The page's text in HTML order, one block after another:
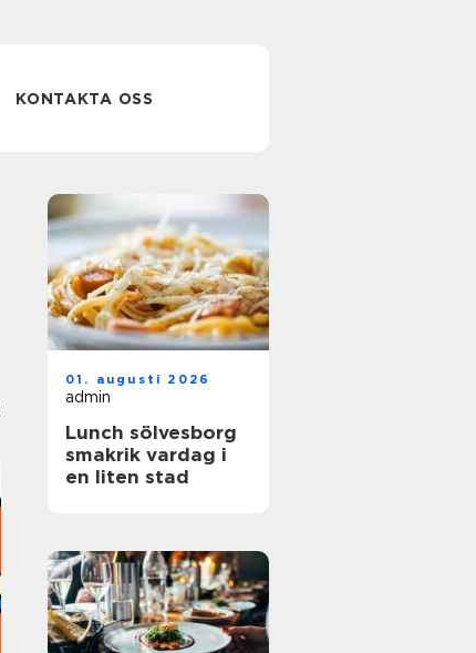
KONTAKTA OSS
01. augusti 2026
admin
Lunch sölvesborg
smakrik vardag i
en liten stad